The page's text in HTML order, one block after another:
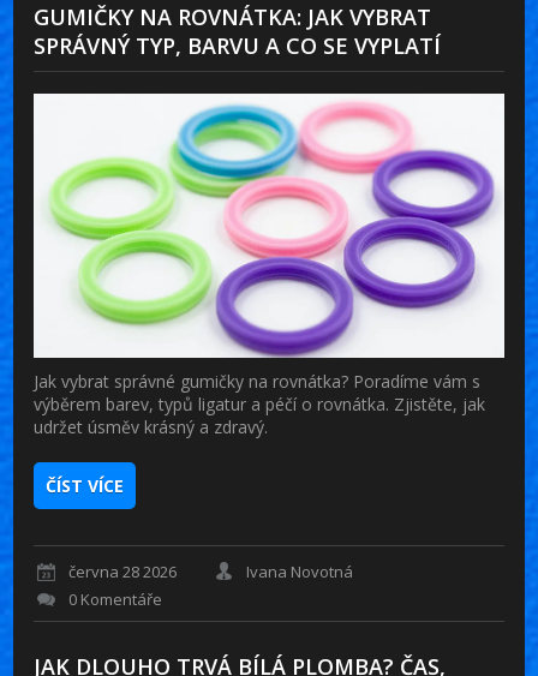
GUMIČKY NA ROVNÁTKA: JAK VYBRAT
SPRÁVNÝ TYP, BARVU A CO SE VYPLATÍ
Jak vybrat správné gumičky na rovnátka? Poradíme vám s
výběrem barev, typů ligatur a péčí o rovnátka. Zjistěte, jak
udržet úsměv krásný a zdravý.
ČÍST VÍCE
června 28 2026
Ivana Novotná
0 Komentáře
JAK DLOUHO TRVÁ BÍLÁ PLOMBA? ČAS,